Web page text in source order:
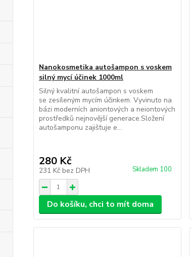
Nanokosmetika autošampon s voskem
silný mycí účinek 1000ml
Silný kvalitní autošampon s voskem
se zesíleným mycím účinkem. Vyvinuto na
bázi moderních aniontových a neiontových
prostředků nejnovější generace.Složení
autošamponu zajišťuje e...
280 Kč
231 Kč bez DPH Skladem 100
Do košíku, chci to mít doma